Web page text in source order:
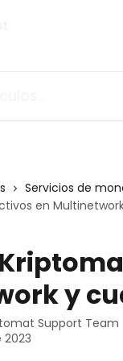
Servicios de
en
y
Support Team
2023